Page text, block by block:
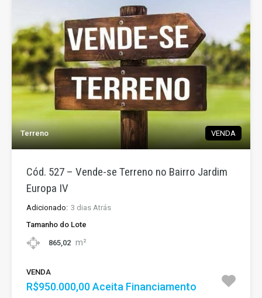
Terreno VENDA
Cód. 527 – Vende-se Terreno no Bairro Jardim
Europa IV
Adicionado: 3 dias Atrás
Tamanho do Lote
865,02 m²
VENDA
R$950.000,00 Aceita Financiamento